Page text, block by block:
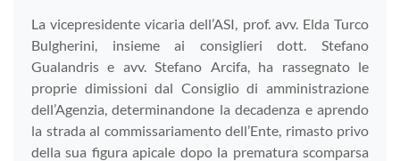
La vicepresidente vicaria dell’ASI, prof. avv. Elda Turco
Bulgherini, insieme ai consiglieri dott. Stefano
Gualandris e avv. Stefano Arcifa, ha rassegnato le
proprie dimissioni dal Consiglio di amministrazione
dell’Agenzia, determinandone la decadenza e aprendo
la strada al commissariamento dell’Ente, rimasto privo
della sua figura apicale dopo la prematura scomparsa